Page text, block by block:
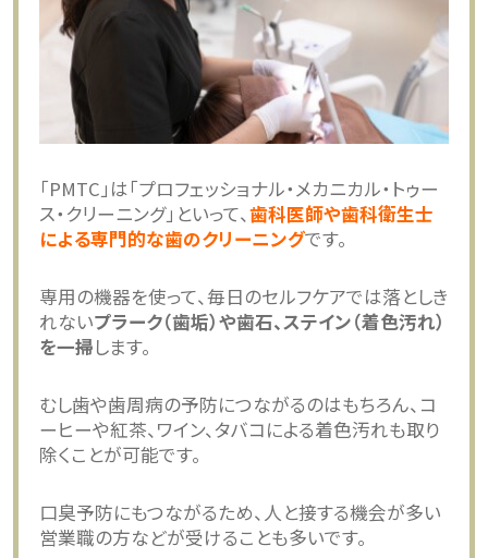
「PMTC」は「プロフェッショナル・メカニカル・トゥー
ス・クリーニング」といって、歯科医師や歯科衛生士
による専門的な歯のクリーニングです。
専用の機器を使って、毎日のセルフケアでは落としき
れないプラーク（歯垢）や歯石、ステイン（着色汚れ）
を一掃します。
むし歯や歯周病の予防につながるのはもちろん、コ
ーヒーや紅茶、ワイン、タバコによる着色汚れも取り
除くことが可能です。
口臭予防にもつながるため、人と接する機会が多い
営業職の方などが受けることも多いです。